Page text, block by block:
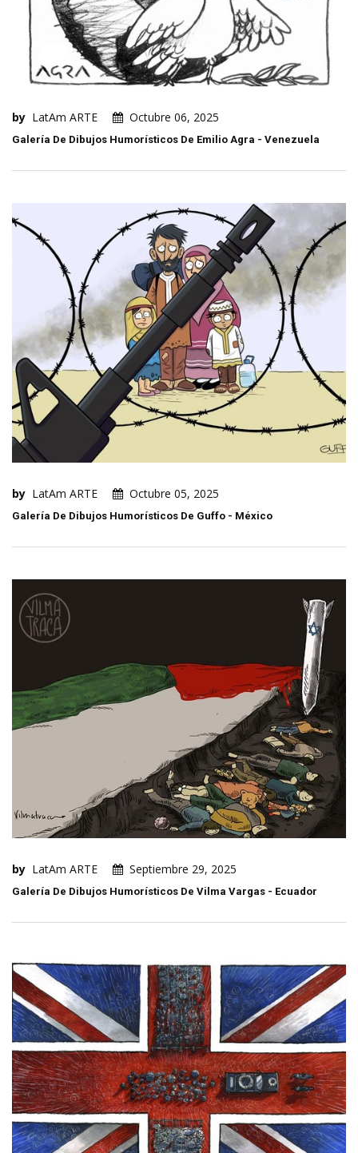
by LatAm ARTE Octubre 06, 2025
Galería De Dibujos Humorísticos De Emilio Agra - Venezuela
by LatAm ARTE Octubre 05, 2025
Galería De Dibujos Humorísticos De Guffo - México
by LatAm ARTE Septiembre 29, 2025
Galería De Dibujos Humorísticos De Vilma Vargas - Ecuador